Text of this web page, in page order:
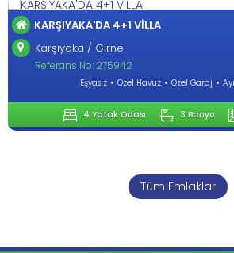
KARŞIYAKA'DA 4+1 VİLLA
Karşıyaka / Girne
Referans No: 275942
Eşyasız Özel Havuz Özel Garaj
4 Yatak Odası 3 Banyo
Tüm Emlaklar